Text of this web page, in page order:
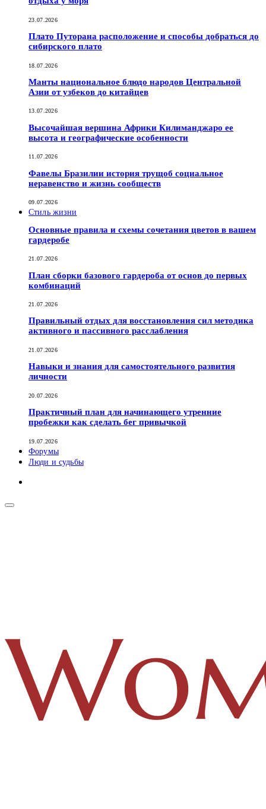
23.07.2026
Плато Путорана расположение и способы добраться до
сибирского плато
18.07.2026
Манты национальное блюдо народов Центральной
Азии от узбеков до китайцев
13.07.2026
Высочайшая вершина Африки Килиманджаро ее
высота и географические особенности
11.07.2026
Фавелы Бразилии история трущоб социальное
неравенство и жизнь сообществ
09.07.2026
Стиль жизни
Основные правила и схемы сочетания цветов в вашем
гардеробе
21.07.2026
План сборки базового гардероба от основ до первых
комбинаций
21.07.2026
Правильный отдых для восстановления сил методика
активного и пассивного расслабления
21.07.2026
Навыки и знания для самостоятельного развития
личности
20.07.2026
Практичный план для начинающего утренние
пробежки как сделать бег привычкой
19.07.2026
Форумы
Люди и судьбы